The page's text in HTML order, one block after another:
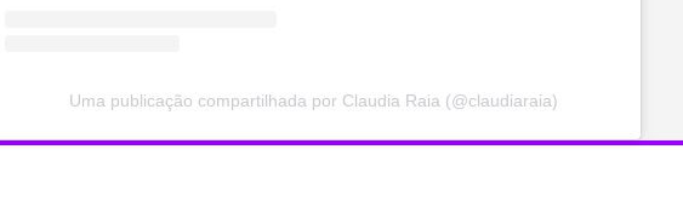
Uma publicação compartilhada por Claudia Raia (@claudiaraia)